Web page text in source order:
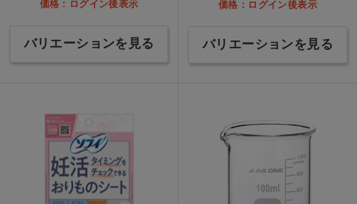
価格：ログイン後表示
バリエーションを見る
価格：ログイン後表示
バリエーションを見る